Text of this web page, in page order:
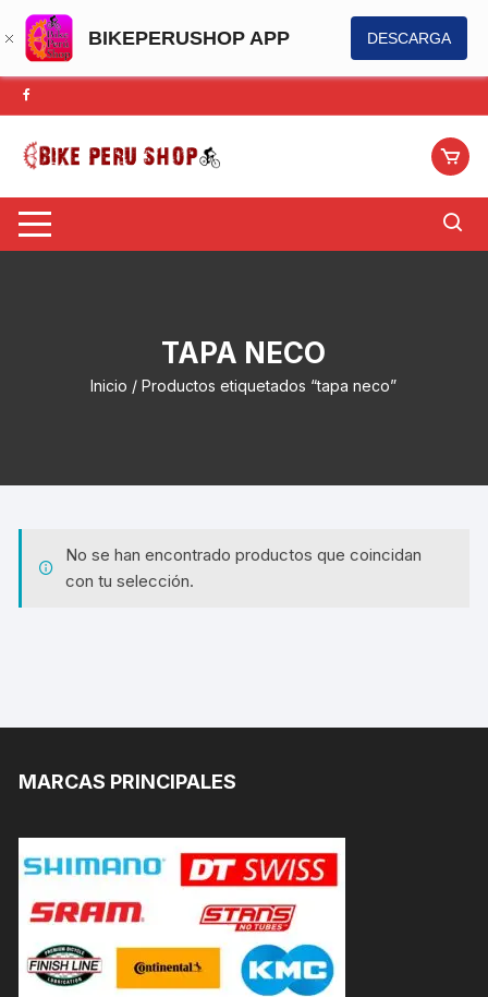
BIKEPERUSHOP APP DESCARGA
Saltar
al
contenido
TAPA NECO
Inicio / Productos etiquetados “tapa neco”
No se han encontrado productos que coincidan
con tu selección.
MARCAS PRINCIPALES